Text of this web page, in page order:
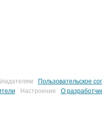
Пользовательское
Настроения О